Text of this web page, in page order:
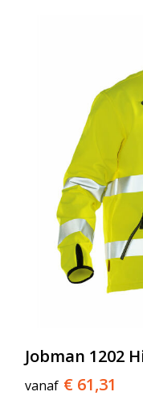
Jobman 1202
vanaf € 61,31